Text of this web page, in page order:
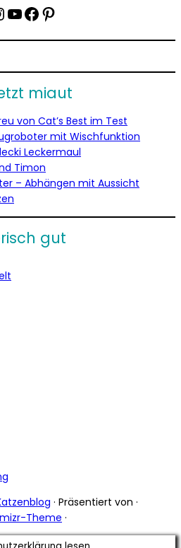
YouTube
Facebook
Pinterest
miaut
von Cat’s Best im Test
mit Wischfunktion
Leckermaul
Timon
– Abhängen mit Aussicht
gut
· Präsentiert von ·
Theme ·